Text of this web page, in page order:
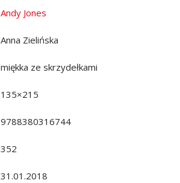
Andy Jones
Anna Zielińska
miękka ze skrzydełkami
135×215
9788380316744
352
31.01.2018